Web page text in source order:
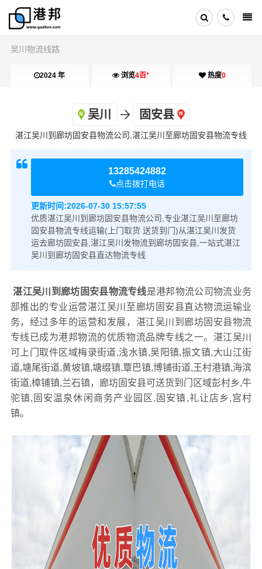
吴川物流线路
2024 年 浏览4百+ 热度0
吴川 固安县
湛江吴川到廊坊固安县物流公司,湛江吴川至廊坊固安县物流专线
13285424882
点击拨打电话
更新时间:2026-07-30 15:57:55
优质湛江吴川到廊坊固安县物流公司,专业湛江吴川至廊坊
固安县物流专线运输(上门取货 送货到门)从湛江吴川发货
运去廊坊固安县,湛江吴川发物流到廊坊固安县,一站式湛江
吴川到廊坊固安县直达物流专线
湛江吴川到廊坊固安县物流专线是港邦物流公司物流业务
部推出的专业运营湛江吴川至廊坊固安县直达物流运输业
务，经过多年的运营和发展，湛江吴川到廊坊固安县物流
专线已成为港邦物流的优质物流品牌专线之一。湛江吴川
可上门取件区域梅录街道,浅水镇,吴阳镇,振文镇,大山江街
道,塘尾街道,黄坡镇,塘缀镇,覃巴镇,博铺街道,王村港镇,海滨
街道,樟铺镇,兰石镇，廊坊固安县可送货到门区域彭村乡,牛
驼镇,固安温泉休闲商务产业园区,固安镇,礼让店乡,宫村
镇。